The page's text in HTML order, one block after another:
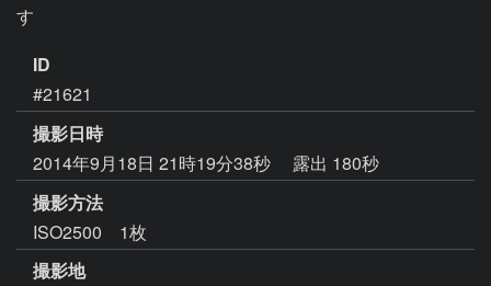
す
ID
#21621
撮影日時
2014年9月18日 21時19分38秒
露出 180秒
撮影方法
ISO2500 1枚
撮影地